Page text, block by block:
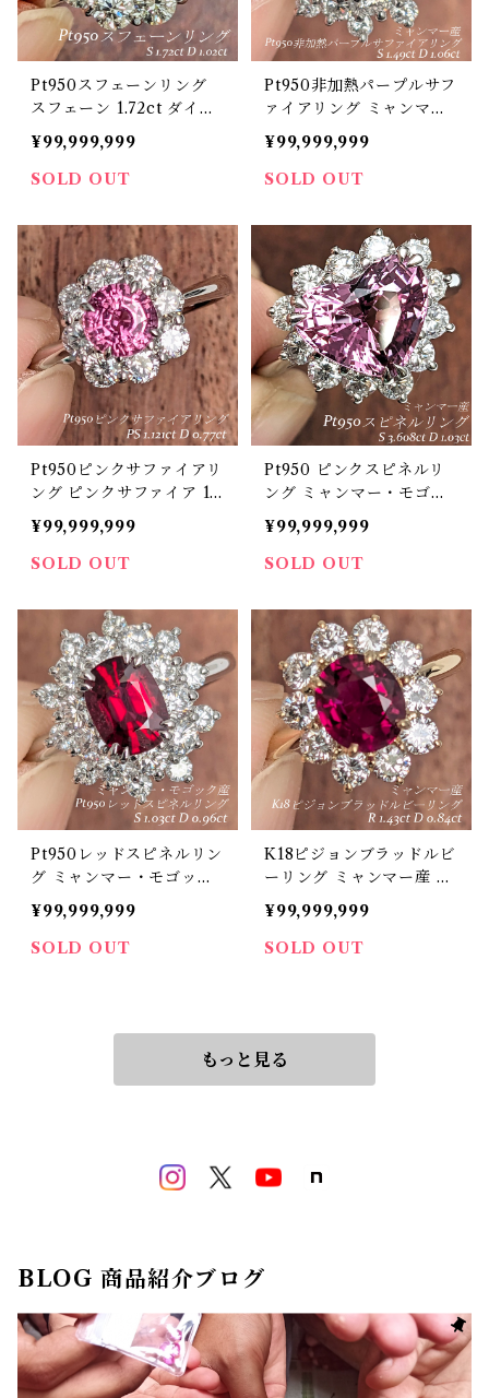
Pt950スフェーンリング
スフェーン 1.72ct ダイヤ
モンド 1.02ct【PRO2055
72】
¥99,999,999
SOLD OUT
Pt950非加熱パープルサフ
ァイアリング ミャンマ
ー・モゴック産 非加熱パ
ープルサファイア 1.49ct
ダイヤモンド 1.06ct【PR
¥99,999,999
SOLD OUT
Pt950ピンクサファイアリ
ング ピンクサファイア 1.1
21ct ダイヤモンド 0.77ct
【PRO207221】
¥99,999,999
SOLD OUT
Pt950 ピンクスピネルリ
ング ミャンマー・モゴッ
ク産 ピンクスピネル 3.60
8ct ダイヤモンド 1.03ct
【PRO206909】
¥99,999,999
SOLD OUT
Pt950レッドスピネルリン
グ ミャンマー・モゴック
産 スピネル 1.03ct ダイヤ
モンド 0.96ct【PRO206
899】
¥99,999,999
SOLD OUT
K18ピジョンブラッドルビ
ーリング ミャンマー産 ピ
ジョンブラッドルビー 1.4
3ct ダイヤモンド 0.84ct
【PRO206325】
¥99,999,999
SOLD OUT
もっと見る
BLOG 商品紹介ブログ